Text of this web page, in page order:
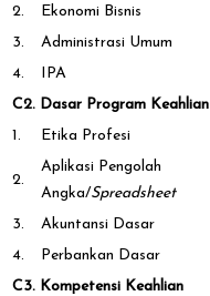
2.
Ekonomi Bisnis
3.
Administrasi Umum
4.
IPA
C2. Dasar Program Keahlian
1.
Etika Profesi
2.
Aplikasi Pengolah
Angka/Spreadsheet
3. Akuntansi Dasar
4.
Perbankan Dasar
C3. Kompetensi Keahlian